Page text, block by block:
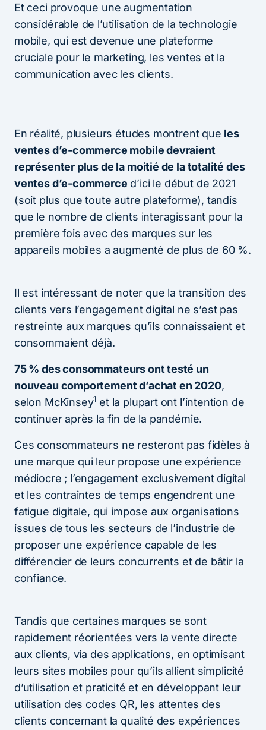
Et ceci provoque une augmentation
considérable de l’utilisation de la technologie
mobile, qui est devenue une plateforme
cruciale pour le marketing, les ventes et la
communication avec les clients.
En réalité, plusieurs études montrent que les
ventes d’e-commerce mobile devraient
représenter plus de la moitié de la totalité des
ventes d’e-commerce d’ici le début de 2021
(soit plus que toute autre plateforme), tandis
que le nombre de clients interagissant pour la
première fois avec des marques sur les
appareils mobiles a augmenté de plus de 60 %.
Il est intéressant de noter que la transition des
clients vers l’engagement digital ne s’est pas
restreinte aux marques qu’ils connaissaient et
consommaient déjà.
75 % des consommateurs ont testé un
nouveau comportement d’achat en 2020,
selon McKinsey1 et la plupart ont l’intention de
continuer après la fin de la pandémie.
Ces consommateurs ne resteront pas fidèles à
une marque qui leur propose une expérience
médiocre ; l’engagement exclusivement digital
et les contraintes de temps engendrent une
fatigue digitale, qui impose aux organisations
issues de tous les secteurs de l’industrie de
proposer une expérience capable de les
différencier de leurs concurrents et de bâtir la
confiance.
Tandis que certaines marques se sont
rapidement réorientées vers la vente directe
aux clients, via des applications, en optimisant
leurs sites mobiles pour qu’ils allient simplicité
d’utilisation et praticité et en développant leur
utilisation des codes QR, les attentes des
clients concernant la qualité des expériences